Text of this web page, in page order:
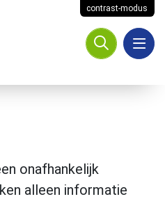
contrast-modus
onafhankelijk
alleen informatie